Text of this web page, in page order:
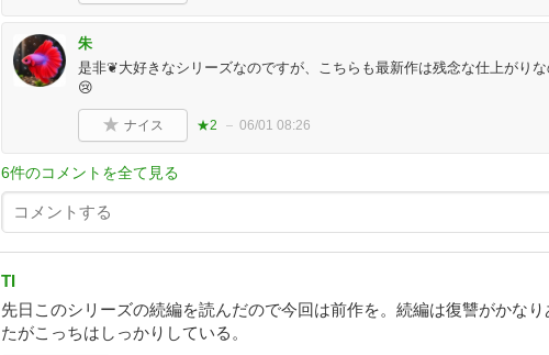
朱
是非❦大好きなシリーズなのですが、こちらも最新作は残念な仕上がり
😢
ナイス ★2 06/01 08:26
6件のコメントを全て見る
TI
先日このシリーズの続編を読んだので今回は前作を。続編は復讐がかな
たがこっちはしっかりしている。